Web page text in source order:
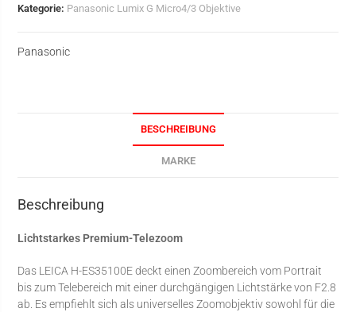
Kategorie: Panasonic Lumix G Micro4/3 Objektive
Panasonic
BESCHREIBUNG
MARKE
Beschreibung
Lichtstarkes Premium-Telezoom
Das LEICA H-ES35100E deckt einen Zoombereich vom Portrait
bis zum Telebereich mit einer durchgängigen Lichtstärke von F2.8
ab. Es empfiehlt sich als universelles Zoomobjektiv sowohl für die